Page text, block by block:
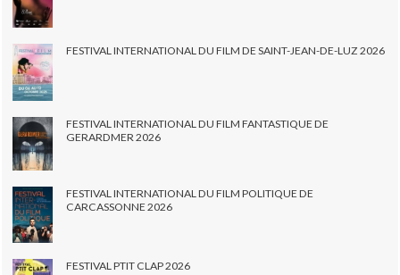
FESTIVAL INTERNATIONAL DU FILM DE SAINT-JEAN-DE-LUZ 2026
FESTIVAL INTERNATIONAL DU FILM FANTASTIQUE DE
GERARDMER 2026
FESTIVAL INTERNATIONAL DU FILM POLITIQUE DE
CARCASSONNE 2026
FESTIVAL PTIT CLAP 2026